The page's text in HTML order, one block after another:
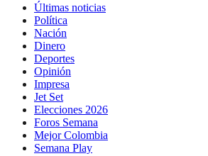
Últimas noticias
Política
Nación
Dinero
Deportes
Opinión
Impresa
Jet Set
Elecciones 2026
Foros Semana
Mejor Colombia
Semana Play